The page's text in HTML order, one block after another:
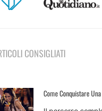
CONSIGLIATI
Come Conquistare